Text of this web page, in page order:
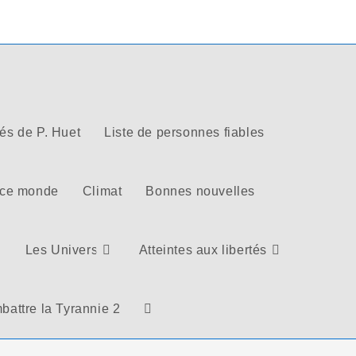
de P. Huet Liste de personnes fiables
monde Climat Bonnes nouvelles
Les Univers Atteintes aux libertés
la Tyrannie 2